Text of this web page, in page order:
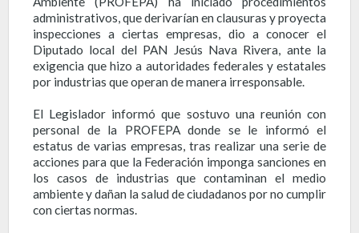
administrativos, que derivarían en clausuras y proyecta
inspecciones a ciertas empresas, dio a conocer el
Diputado local del PAN Jesús Nava Rivera, ante la
exigencia que hizo a autoridades federales y estatales
por industrias que operan de manera irresponsable.
El Legislador informó que sostuvo una reunión con
personal de la PROFEPA donde se le informó el
estatus de varias empresas, tras realizar una serie de
acciones para que la Federación imponga sanciones en
los casos de industrias que contaminan el medio
ambiente y dañan la salud de ciudadanos por no cumplir
con ciertas normas.